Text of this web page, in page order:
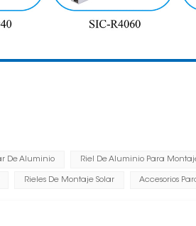
De Aluminio Riel De Aluminio Para
Rieles De Montaje Solar Accesorios